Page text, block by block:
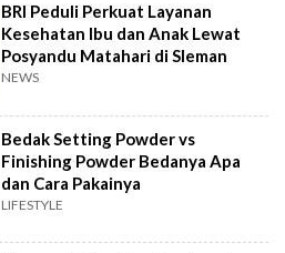
BRI Peduli Perkuat Layanan
Kesehatan Ibu dan Anak Lewat
Posyandu Matahari di Sleman
NEWS
Bedak Setting Powder vs
Finishing Powder Bedanya Apa
dan Cara Pakainya
LIFESTYLE